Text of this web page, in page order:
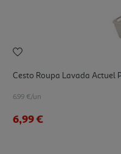
Cesto Roupa Lavada Actuel
6.99 €/un
6,99 €